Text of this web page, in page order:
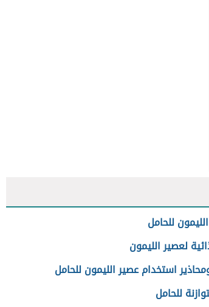
للحامل
لعصير الليمون
استخدام عصير الليمون للحامل
للحامل